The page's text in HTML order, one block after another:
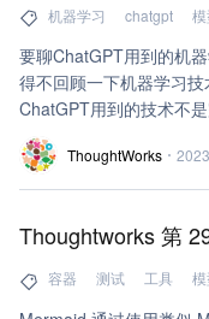
机器学习 chatgpt
要聊ChatGPT用到的机
得不回顾一下机器学习技
ChatGPT用到的技术不
它也是站在巨人的肩膀上
ThoughtWorks
Thoughtworks 第
容器 测试 工具